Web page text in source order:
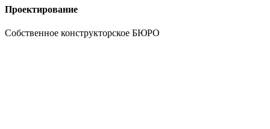
Проектирование
Собственное конструкторское БЮРО